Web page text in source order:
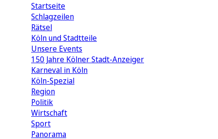
Startseite
Schlagzeilen
Rätsel
Köln und Stadtteile
Unsere Events
150 Jahre Kölner Stadt-Anzeiger
Karneval in Köln
Köln-Spezial
Region
Politik
Wirtschaft
Sport
Panorama